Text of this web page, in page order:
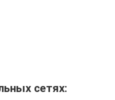
сетях: